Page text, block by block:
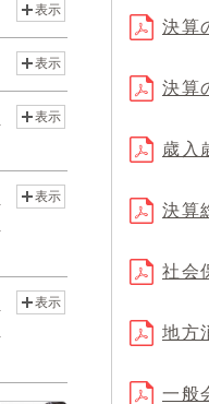
決算
決算
歳入
決算
社会
地方
一般
表示
表示
表示
表示
表示